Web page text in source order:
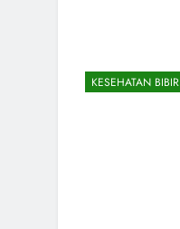
KESEHATAN BIBIR